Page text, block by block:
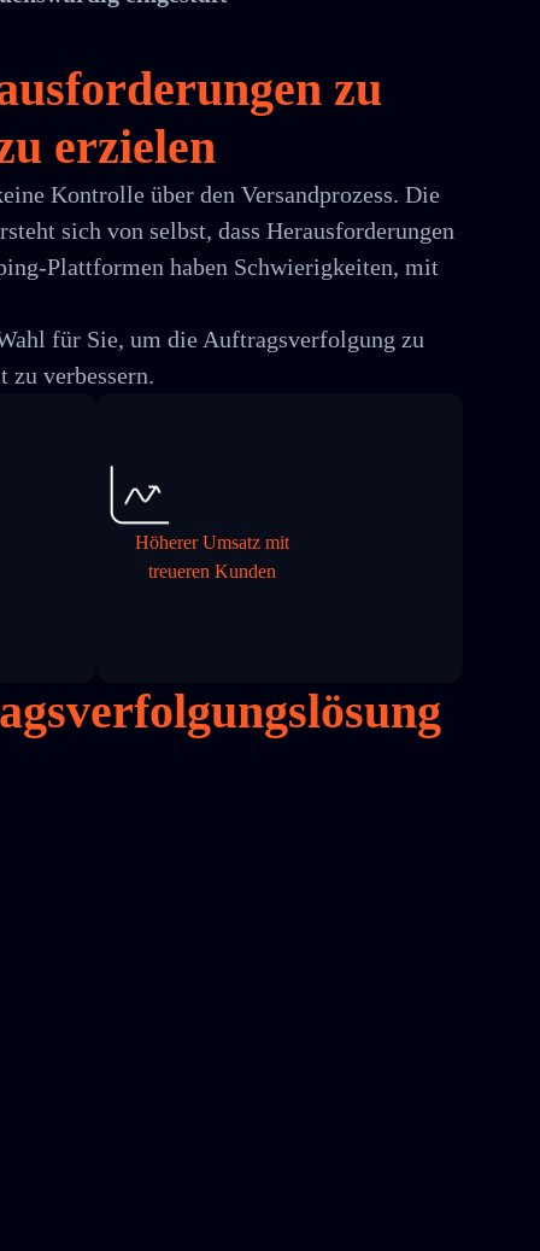
zu
erzielen
Kontrolle über den Versandprozess. Die
sich von selbst, dass Herausforderungen
Plattformen haben Schwierigkeiten, mit
für Sie, um die Auftragsverfolgung zu
verbessern.
Höherer Umsatz mit
treueren Kunden